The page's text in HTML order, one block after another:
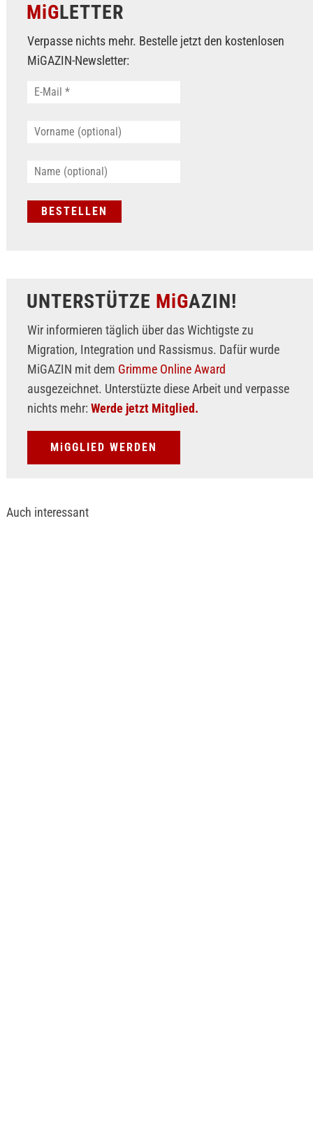
MiGLETTER
Verpasse nichts mehr. Bestelle jetzt den kostenlosen
MiGAZIN-Newsletter:
UNTERSTÜTZE MiGAZIN!
Wir informieren täglich über das Wichtigste zu
Migration, Integration und Rassismus. Dafür wurde
MiGAZIN mit dem Grimme Online Award
ausgezeichnet. Unterstüzte diese Arbeit und verpasse
nichts mehr: Werde jetzt Mitglied.
MiGGLIED WERDEN
Auch interessant